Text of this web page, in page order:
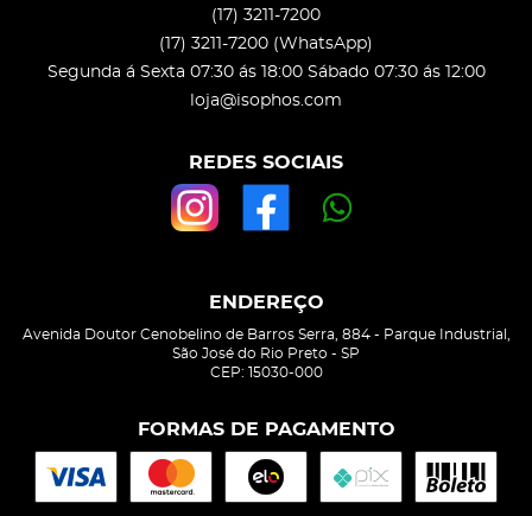
(17) 3211-7200
(17) 3211-7200 (WhatsApp)
Segunda á Sexta 07:30 ás 18:00 Sábado 07:30 ás 12:00
loja@isophos.com
REDES SOCIAIS
ENDEREÇO
Avenida Doutor Cenobelino de Barros Serra, 884- Parque Industrial,
São José do Rio Preto - SP
CEP: 15030-000
FORMAS DE PAGAMENTO